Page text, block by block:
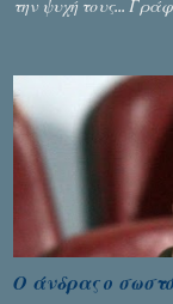
την ψυχή τους...
Ο άνδρας ο